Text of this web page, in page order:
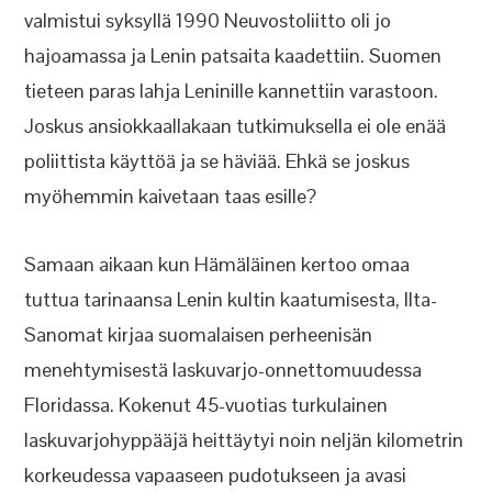
valmistui syksyllä 1990 Neuvostoliitto oli jo
hajoamassa ja Lenin patsaita kaadettiin. Suomen
tieteen paras lahja Leninille kannettiin varastoon.
Joskus ansiokkaallakaan tutkimuksella ei ole enää
poliittista käyttöä ja se häviää. Ehkä se joskus
myöhemmin kaivetaan taas esille?
Samaan aikaan kun Hämäläinen kertoo omaa
tuttua tarinaansa Lenin kultin kaatumisesta, Ilta-
Sanomat kirjaa suomalaisen perheenisän
menehtymisestä laskuvarjo-onnettomuudessa
Floridassa. Kokenut 45-vuotias turkulainen
laskuvarjohyppääjä heittäytyi noin neljän kilometrin
korkeudessa vapaaseen pudotukseen ja avasi